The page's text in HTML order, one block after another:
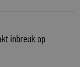
inbreuk op